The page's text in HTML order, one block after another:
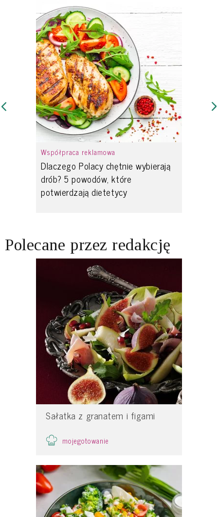
Współpraca reklamowa
Dlaczego Polacy chętnie wybierają
drób? 5 powodów, które
potwierdzają dietetycy
Polecane przez redakcję
Sałatka z granatem i figami
mojegotowanie